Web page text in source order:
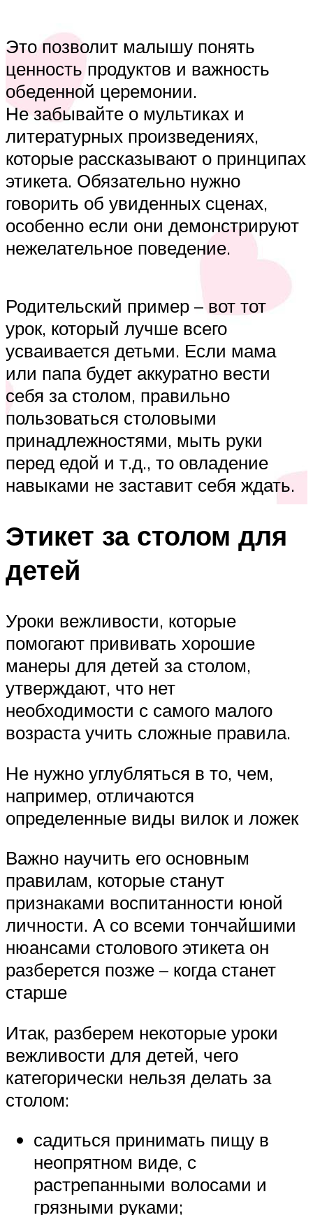
Это позволит малышу понять
ценность продуктов и важность
обеденной церемонии.
Не забывайте о мультиках и
литературных произведениях,
которые рассказывают о принципах
этикета. Обязательно нужно
говорить об увиденных сценах,
особенно если они демонстрируют
нежелательное поведение.
Родительский пример – вот тот
урок, который лучше всего
усваивается детьми. Если мама
или папа будет аккуратно вести
себя за столом, правильно
пользоваться столовыми
принадлежностями, мыть руки
перед едой и т.д., то овладение
навыками не заставит себя ждать.
Этикет за столом для
детей
Уроки вежливости, которые
помогают прививать хорошие
манеры для детей за столом,
утверждают, что нет
необходимости с самого малого
возраста учить сложные правила.
Не нужно углубляться в то, чем,
например, отличаются
определенные виды вилок и ложек
Важно научить его основным
правилам, которые станут
признаками воспитанности юной
личности. А со всеми тончайшими
нюансами столового этикета он
разберется позже – когда станет
старше
Итак, разберем некоторые уроки
вежливости для детей, чего
категорически нельзя делать за
столом:
садиться принимать пищу в
неопрятном виде, с
растрепанными волосами и
грязными руками;